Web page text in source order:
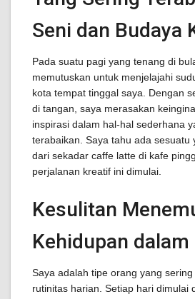
Seni dan Budaya
Pada suatu pagi yang tenang di
memutuskan untuk menjelajahi
kota tempat tinggal saya. Dengan
di tangan, saya merasakan
inspirasi dalam hal-hal sederhana
terabaikan. Saya tahu ada sesuatu
dari sekadar caffe latte di kafe
perjalanan kreatif ini dimulai.
Kesulitan
Kehidupan dalam
Saya adalah tipe orang yang
rutinitas harian. Setiap hari dimulai